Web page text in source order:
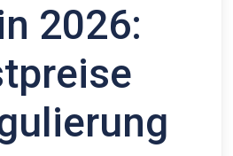
2026: